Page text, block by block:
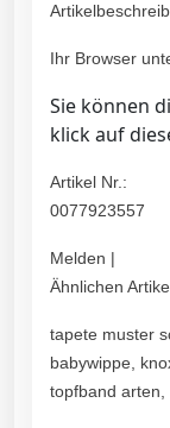
Ihr Browser
Sie können
klick auf
Artikel Nr.:
0077923557
Melden |
Ähnlichen
tapete muster
babywippe,
topfband